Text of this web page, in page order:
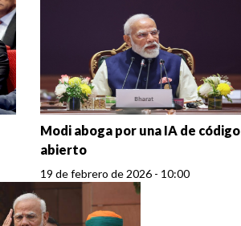
Modi aboga por una IA de código
abierto
19 de febrero de 2026 - 10:00